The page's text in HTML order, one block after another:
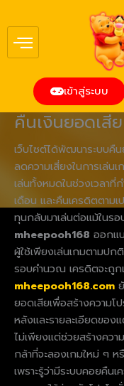
to
content
เข้าสู่ระบบ
คืนเงินยอดเสีย
เว็บไซต์ได้พัฒนาระบบคืน
ลดความเสี่ยงในการเล่น
เล่นทั้งหมดในช่วงเวลาที่
เดือน และคืนเครดิตตาม
ทุนกลับมาเล่นต่อแม้ในร
mheepooh168 ออกแ
ผู้ใช้เพียงเล่นเกมตามป
รอบคำนวณ เครดิตจะถูก
mheepooh168.com
ยอดเสียเพื่อสร้างความโ
หลังและรายละเอียดขอ
ไม่เพียงแต่ช่วยสร้างควา
กล้าที่จะลองเกมใหม่ ๆ
เพราะรู้ว่ามีระบบคอยคืน